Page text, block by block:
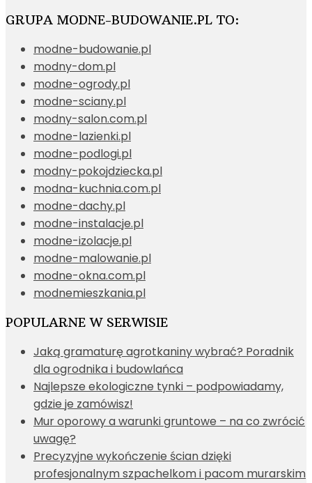
GRUPA MODNE-BUDOWANIE.PL TO:
modne-budowanie.pl
modny-dom.pl
modne-ogrody.pl
modne-sciany.pl
modny-salon.com.pl
modne-lazienki.pl
modne-podlogi.pl
modny-pokojdziecka.pl
modna-kuchnia.com.pl
modne-dachy.pl
modne-instalacje.pl
modne-izolacje.pl
modne-malowanie.pl
modne-okna.com.pl
modnemieszkania.pl
POPULARNE W SERWISIE
Jaką gramaturę agrotkaniny wybrać? Poradnik
dla ogrodnika i budowlańca
Najlepsze ekologiczne tynki – podpowiadamy,
gdzie je zamówisz!
Mur oporowy a warunki gruntowe – na co zwrócić
uwagę?
Precyzyjne wykończenie ścian dzięki
profesjonalnym szpachelkom i pacom murarskim